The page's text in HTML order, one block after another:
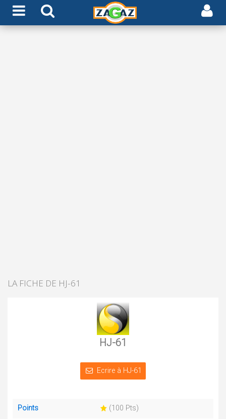
LA FICHE DE HJ-61
HJ-61
Ecrire à HJ-61
Points (100 Pts)